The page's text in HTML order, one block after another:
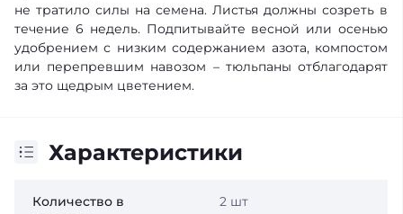
не тратило силы на семена. Листья должны созреть в
течение 6 недель. Подпитывайте весной или осенью
удобрением с низким содержанием азота, компостом
или перепревшим навозом – тюльпаны отблагодарят
за это щедрым цветением.
Характеристики
Количество в
2 шт